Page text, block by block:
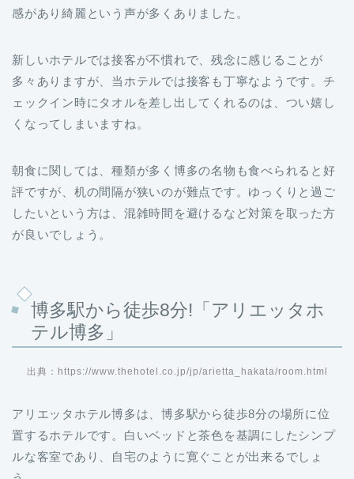
感があり綺麗という声が多くありました。
新しいホテルでは接客が不慣れで、残念に感じることが
多々ありますが、当ホテルでは接客も丁寧なようです。チ
ェックイン時にタオルを差し出してくれるのは、つい嬉し
くなってしまいますね。
朝食に関しては、種類が多く博多の名物も食べられると好
評ですが、机の間隔が狭いのが難点です。ゆっくりと過ご
したいという方は、混雑時間を避けるなど対策を取った方
が良いでしょう。
博多駅から徒歩8分!「アリエッタホ
テル博多」
出典：https://www.thehotel.co.jp/jp/arietta_hakata/room.html
アリエッタホテル博多は、博多駅から徒歩8分の場所に位
置するホテルです。白いベッドと茶色を基調にしたシンプ
ルな客室であり、自宅のように寛ぐことが出来るでしょ